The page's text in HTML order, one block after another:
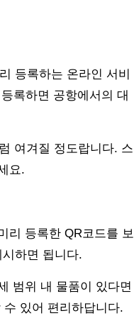
등록하는 온라인 서비
록하면 공항에서의 대
여겨질 정도랍니다. 스
요.
리 등록한 QR코드를 보
하면 됩니다.
범위 내 물품이 있다면
있어 편리하답니다.